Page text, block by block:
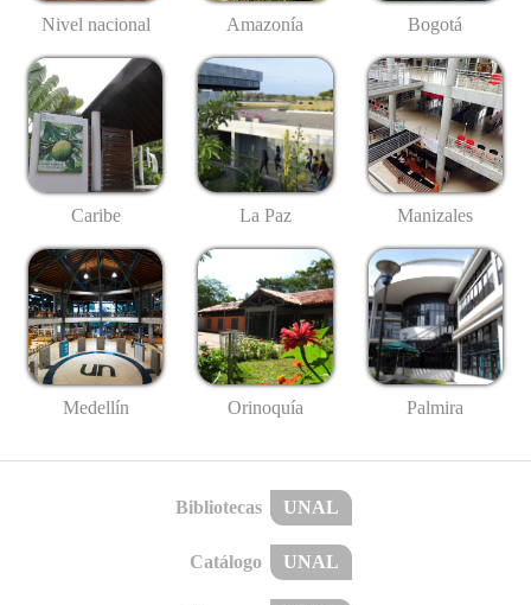
Nivel nacional Amazonía Bogotá
Caribe La Paz Manizales
Medellín Orinoquía Palmira
Bibliotecas UNAL
Catálogo UNAL